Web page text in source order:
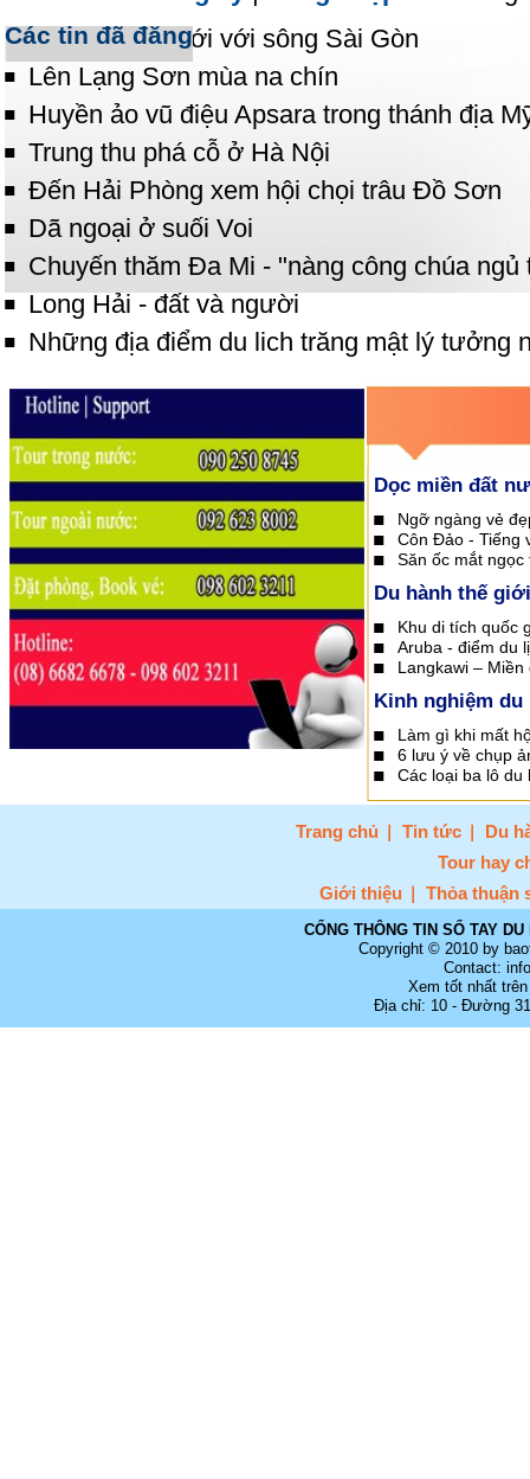
Các tin đã đăng
Trải nghiệm mới với sông Sài Gòn
Lên Lạng Sơn mùa na chín
Huyền ảo vũ điệu Apsara trong thánh địa
Trung thu phá cỗ ở Hà Nội
Đến Hải Phòng xem hội chọi trâu Đồ Sơn
Dã ngoại ở suối Voi
Chuyến thăm Đa Mi - "nàng công chúa ngủ
Long Hải - đất và người
Những địa điểm du lich trăng mật lý tưởng
Dọc miền đất
Ngỡ ngàng vẻ
Côn Đảo - Tiếng
Săn ốc mắt ngọc
Du hành thế giới
Khu di tích quốc
Aruba - điểm du
Langkawi – Miền
Kinh nghiệm du
Làm gì khi mất
6 lưu ý về chụp
Các loại ba lô du
Trang chủ Tin tức
Du
Tour hay
Giới thiệu
Thỏa thuận
CỔNG THÔNG TIN SỔ TAY
Copyright © 2010 by
Contact:
Xem tốt nhất
Địa chỉ: 10 - Đường